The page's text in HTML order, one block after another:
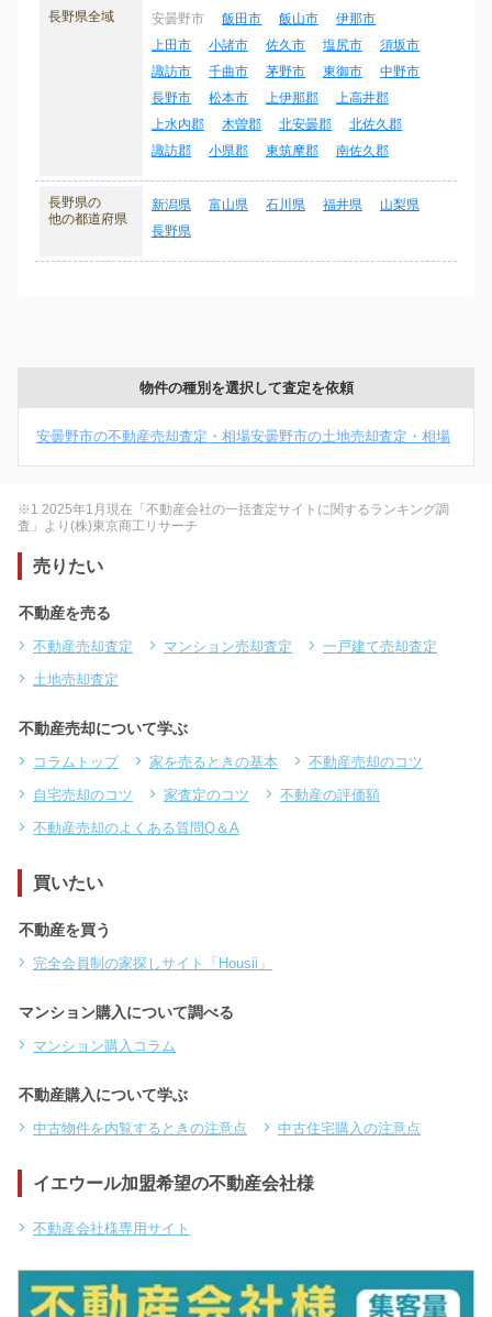
長野県全域 安曇野市 飯田市 飯山市
伊那市
上田市
小諸市 佐久市 塩尻市
須坂市
諏訪市
千曲市 茅野市 東御市
中野市
長野市
松本市 上伊那郡
上高井郡
上水内郡
木曽郡 北安曇郡
北佐久郡
諏訪郡
小県郡 東筑摩郡 南佐久郡
長野県の
他の都道府県
新潟県 富山県 石川県 福井県
山梨県
長野県
物件の種別を選択して査定を依頼
安曇野市の不動産売却査定・相場安曇野市の土地売却査定・相場
※1 2025年1月現在「不動産会社の一括査定サイトに関するランキング調
査」より(株)東京商工リサーチ
売りたい
不動産を売る
不動産売却査定 マンション売却査定
一戸建て売却査定
土地売却査定
不動産売却について学ぶ
コラムトップ 家を売るときの基本
不動産売却のコツ
自宅売却のコツ
家査定のコツ
不動産の評価額
不動産売却のよくある質問Q＆A
買いたい
不動産を買う
完全会員制の家探しサイト「Housii」
マンション購入について調べる
マンション購入コラム
不動産購入について学ぶ
中古物件を内覧するときの注意点 中古住宅購入の注意点
イエウール加盟希望の不動産会社様
不動産会社様専用サイト